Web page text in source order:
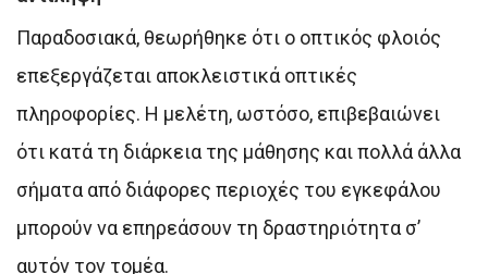
Παραδοσιακά, θεωρήθηκε ότι ο οπτικός φλοιός
επεξεργάζεται αποκλειστικά οπτικές
πληροφορίες. Η μελέτη, ωστόσο, επιβεβαιώνει
ότι κατά τη διάρκεια της μάθησης και πολλά άλλα
σήματα από διάφορες περιοχές του εγκεφάλου
μπορούν να επηρεάσουν τη δραστηριότητα σ’
αυτόν τον τομέα.